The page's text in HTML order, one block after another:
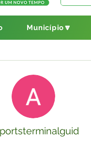
Município🔽